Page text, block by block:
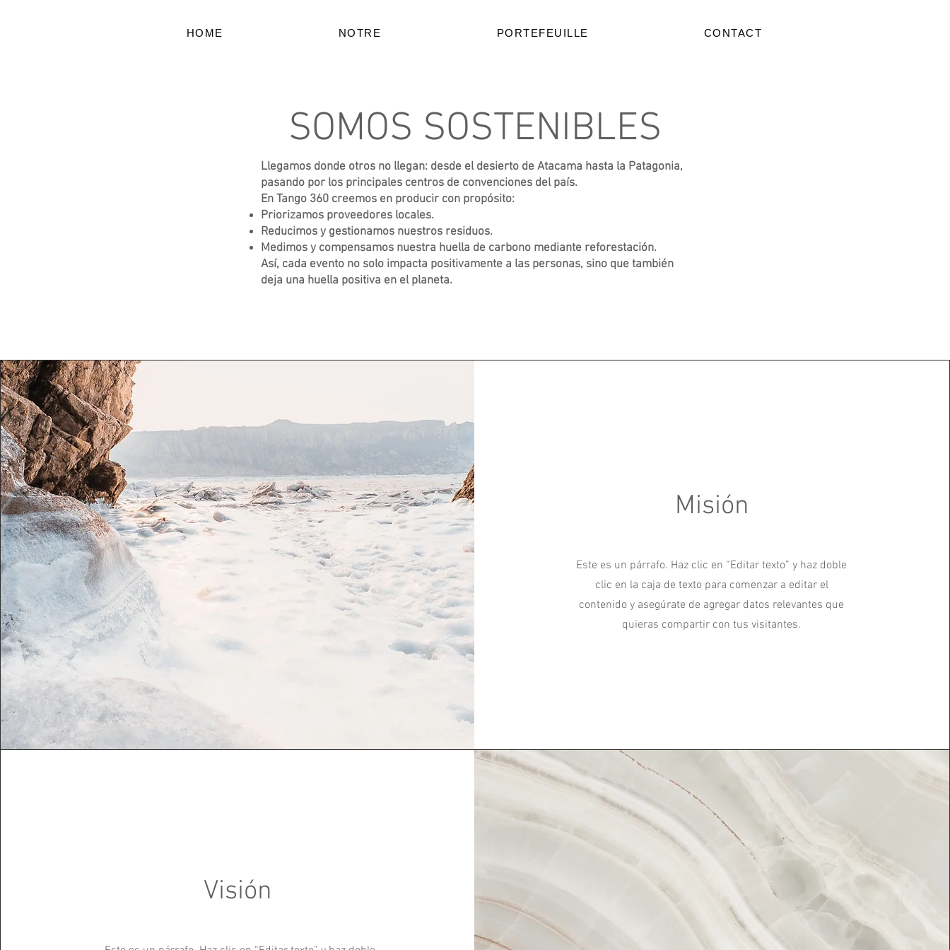
HOME NOTRE PORTEFEUILLE CONTACT
SOMOS SOSTENIBLES
Llegamos donde otros no llegan: desde el desierto de Atacama hasta la Patagonia,
pasando por los principales centros de convenciones del país.
En Tango 360 creemos en producir con propósito:
Priorizamos proveedores locales.
Reducimos y gestionamos nuestros residuos.
Medimos y compensamos nuestra huella de carbono mediante reforestación.
Así, cada evento no solo impacta positivamente a las personas, sino que también
deja una huella positiva en el planeta.
Misión
Este es un párrafo. Haz clic en “Editar texto” y haz doble
clic en la caja de texto para comenzar a editar el
contenido y asegúrate de agregar datos relevantes que
quieras compartir con tus visitantes.
Visión